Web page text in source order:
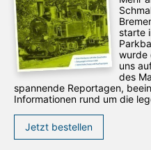
starte
wurde
uns
des
spannende Reportagen,
Informationen rund um die
Jetzt bestellen